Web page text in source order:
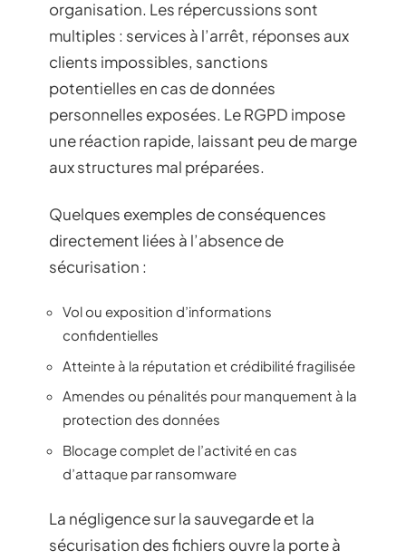
organisation. Les répercussions sont
multiples : services à l’arrêt, réponses aux
clients impossibles, sanctions
potentielles en cas de données
personnelles exposées. Le RGPD impose
une réaction rapide, laissant peu de marge
aux structures mal préparées.
Quelques exemples de conséquences
directement liées à l’absence de
sécurisation :
Vol ou exposition d’informations
confidentielles
Atteinte à la réputation et crédibilité fragilisée
Amendes ou pénalités pour manquement à la
protection des données
Blocage complet de l’activité en cas
d’attaque par ransomware
La négligence sur la sauvegarde et la
sécurisation des fichiers ouvre la porte à